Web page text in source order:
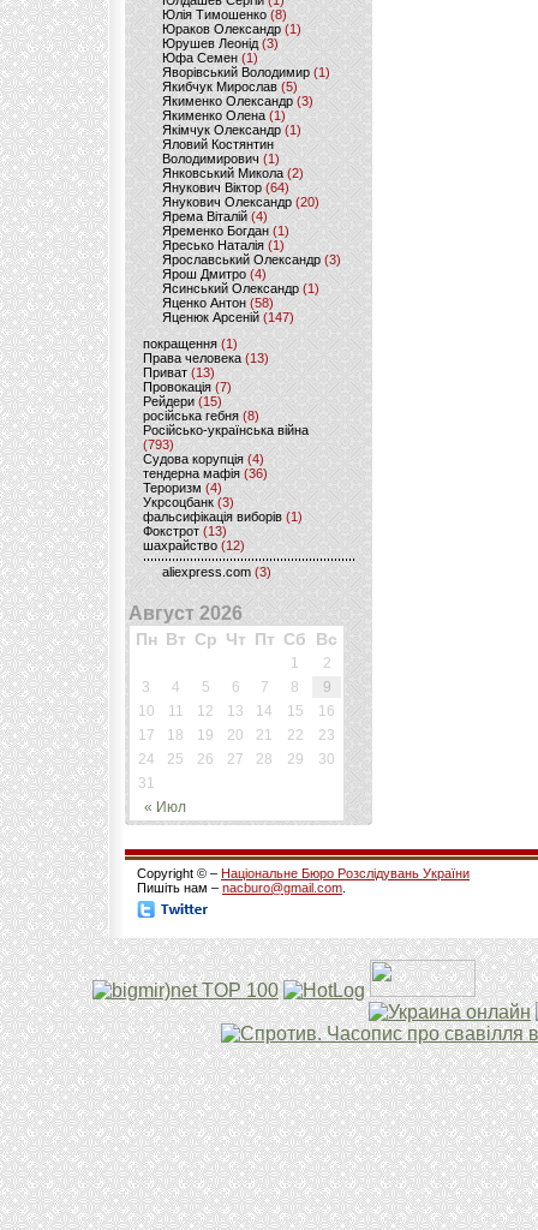
Юлія Тимошенко (8)
Юраков Олександр (1)
Юрушев Леонід (3)
Юфа Семен (1)
Яворівський Володимир (1)
Якибчук Мирослав (5)
Якименко Олександр (3)
Якименко Олена(1)
Якімчук Олександр (1)
Яловий Костянтин
Володимирович (1)
Янковський Микола(2)
Янукович Віктор (64)
Янукович Олександр(20)
Ярема Віталій(4)
Яременко Богдан(1)
Яресько Наталія(1)
Ярославський Олександр (3)
Ярош Дмитро (4)
Ясинський Олександр (1)
Яценко Антон(58)
Яценюк Арсеній (147)
покращення (1)
Права человека(13)
Приват (13)
Провокація (7)
Рейдери (15)
російська гебня (8)
Російсько-українська війна
(793)
Судова корупція (4)
тендерна мафія (36)
Тероризм (4)
Укрсоцбанк (3)
фальсифікація виборів (1)
Фокстрот(13)
шахрайство (12)
aliexpress.com (3)
Август 2026
Пн Вт Ср Чт Пт Сб Вс
« Июл
1
2
3
4 5 6 7 8
9
10
11 12 13 14 15
16
17
18 19 20 21 22
23
24
25 26 27 28 29
30
31
Copyright © – Національне Бюро Розслідувань України
Пишіть нам – nacburo@gmail.com